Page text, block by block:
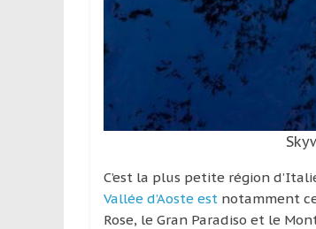
découverte
région
C’est la plus petite région
Vallée d’Aoste est notamment
Rose, le Gran Paradiso et le